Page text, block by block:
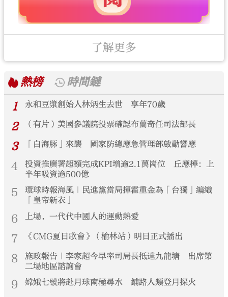
了解更多
熱榜
時間鏈
1
永和豆漿創始人林炳生去世 享年70歲
2 （有片）美國參議院投票確認布蘭奇任司法部長
3 「白海豚」來襲 國家防總應急管理部啟動響應
4
投資推廣署超額完成KPI增逾2.1萬崗位 丘應樺：上
半年吸資逾500億
5
環球時報海風｜民進黨當局揮霍重金為「台獨」編織
「皇帝新衣」
6 上場，一代代中國人的運動熱愛
7 《CMG夏日歌會》（榆林站）明日正式播出
8
施政報告｜李家超今早率司局長抵達九龍塘 出席第
二場地區諮詢會
9 嫦娥七號將赴月球南極尋水 鋪路人類登月探火